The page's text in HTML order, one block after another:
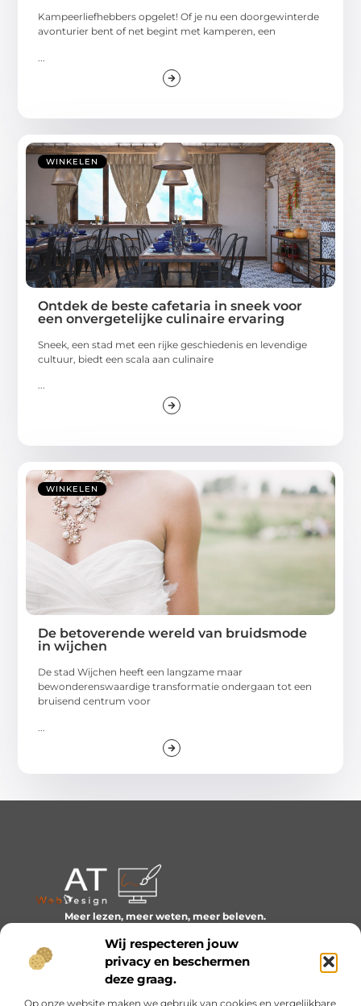
Wij respecteren jouw
privacy en beschermen
deze graag.
Op onze website maken we gebruik van cookies en vergelijkbare
Kampeerliefhebbers opgelet! Of je nu een doorgewinterde
avonturier bent of net begint met kamperen, een
WINKELEN
Ontdek de beste cafetaria in sneek voor
een onvergetelijke culinaire ervaring
Sneek, een stad met een rijke geschiedenis en levendige
cultuur, biedt een scala aan culinaire
...
WINKELEN
De betoverende wereld van bruidsmode
in wijchen
De stad Wijchen heeft een langzame maar
bewonderenswaardige transformatie ondergaan tot een
bruisend centrum voor
Meer lezen, meer weten, meer beleven.
het dagelijks leven boeiend maakt.
Bericht categorie